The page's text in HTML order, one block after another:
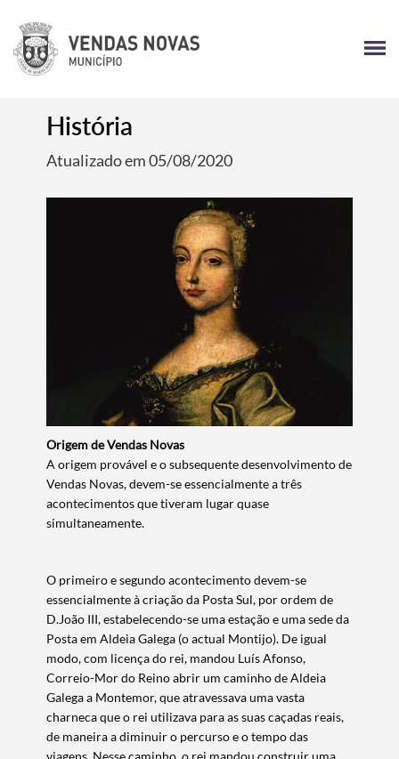
História
Atualizado em 05/08/2020
Origem de Vendas Novas
A origem provável e o subsequente desenvolvimento de
Vendas Novas, devem-se essencialmente a três
acontecimentos que tiveram lugar quase
simultaneamente.
O primeiro e segundo acontecimento devem-se
essencialmente à criação da Posta Sul, por ordem de
D.João III, estabelecendo-se uma estação e uma sede da
Posta em Aldeia Galega (o actual Montijo). De igual
modo, com licença do rei, mandou Luís Afonso,
Correio-Mor do Reino abrir um caminho de Aldeia
Galega a Montemor, que atravessava uma vasta
charneca que o rei utilizava para as suas caçadas reais,
de maneira a diminuir o percurso e o tempo das